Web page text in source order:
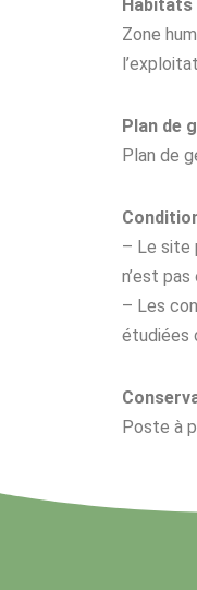
Zone
Plan de
Plan de
– Le site
n’est
– Les
étudiées
Poste à